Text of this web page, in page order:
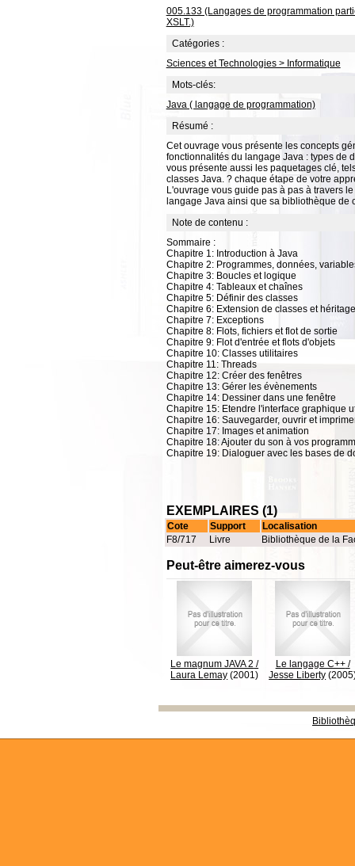
005.133 (Langages de programmation
XSLT.)
Catégories :
Sciences et Technologies > Informatique
Mots-clés:
Java ( langage de programmation)
Résumé :
Cet ouvrage vous présente les concepts
fonctionnalités du langage Java : types de
vous présente aussi les paquetages clé,
classes Java. ? chaque étape de votre
L'ouvrage vous guide pas à pas à travers
langage Java ainsi que sa bibliothèque de
Note de contenu :
Sommaire :
Chapitre 1: Introduction à Java
Chapitre 2: Programmes, données,
Chapitre 3: Boucles et logique
Chapitre 4: Tableaux et chaînes
Chapitre 5: Définir des classes
Chapitre 6: Extension de classes et héritage
Chapitre 7: Exceptions
Chapitre 8: Flots, fichiers et flot de sortie
Chapitre 9: Flot d'entrée et flots d'objets
Chapitre 10: Classes utilitaires
Chapitre 11: Threads
Chapitre 12: Créer des fenêtres
Chapitre 13: Gérer les évènements
Chapitre 14: Dessiner dans une fenêtre
Chapitre 15: Etendre l'interface graphique
Chapitre 16: Sauvegarder, ouvrir et
Chapitre 17: Images et animation
Chapitre 18: Ajouter du son à vos
Chapitre 19: Dialoguer avec les bases de
EXEMPLAIRES (1)
Cote Support
Localisation
F8/717
Livre Bibliothèque de la
Peut-être aimerez-vous
Le magnum JAVA 2 /
Laura Lemay (2001)
Le langage C++/
Jesse Liberty